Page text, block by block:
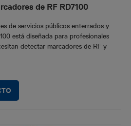
de RF RD7100
de servicios públicos enterrados y
está diseñada para profesionales
detectar marcadores de RF y